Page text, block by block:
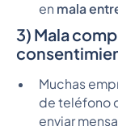
en mala
3) Mala
Muchas
de teléfono
enviar